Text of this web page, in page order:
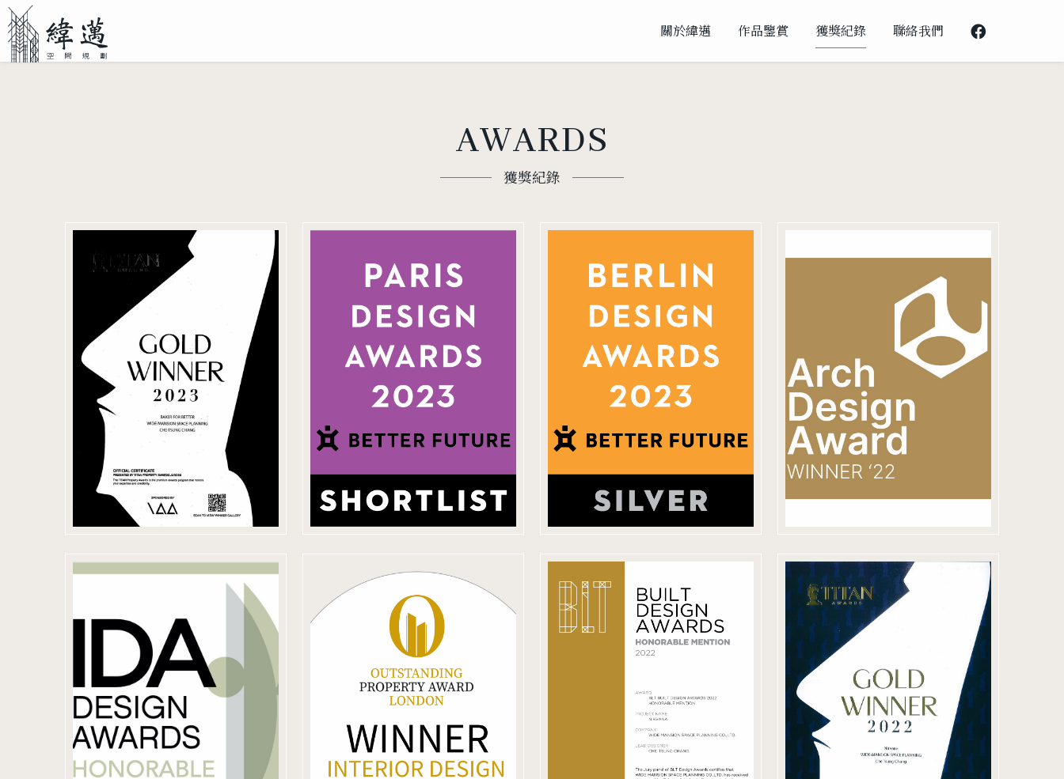
關於緯邁 作品鑒賞 獲獎紀錄 聯絡我們
AWARDS
獲獎紀錄
2023 美國 TITAN
Property
Awards 金獎
2023 Paris
Design Awards
巴黎設計大獎
2023 柏林
BERLIN
DESIGN
AWARDS
2022芬蘭 Arch
Design Award
銅獎
2022
International
Design Awards-
IDA 美國國際設
計大獎
2022英國倫敦
Outstanding
Property Award
London (OPAL)
傑出地產大獎
2022 瑞士BUILT
DESIGN
AWARDS
2022 美國 TITAN
Property
Awards 金獎